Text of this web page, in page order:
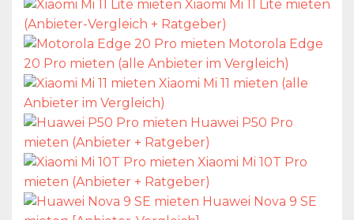
Xiaomi Mi 11 Lite mieten
(Anbieter-Vergleich + Ratgeber)
Motorola Edge
20 Pro mieten (alle Anbieter im Vergleich)
Xiaomi Mi 11 mieten (alle
Anbieter im Vergleich)
Huawei P50 Pro
mieten (Anbieter + Ratgeber)
Xiaomi Mi 10T Pro
mieten (Anbieter + Ratgeber)
Huawei Nova 9 SE